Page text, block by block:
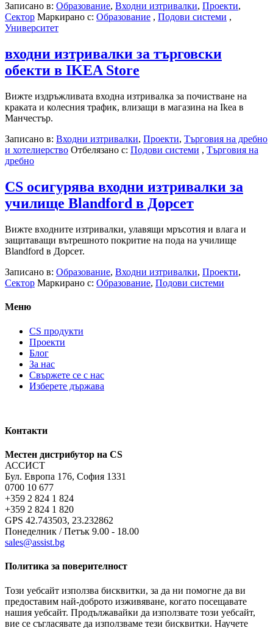
Записано в: Образование, Входни изтривалки, Проекти,
Сектор Маркирано с: Образование , Подови системи ,
Университет
входни изтривалки за търговски
обекти в IKEA Store
Вижте издръжливата входна изтривалка за почистване на
краката и колесния трафик, влизащи в магазина на Ikea в
Манчестър.
Записано в: Входни изтривалки, Проекти, Търговия на дребно
и хотелиерство Отбелязано с: Подови системи , Търговия на
дребно
CS осигурява входни изтривалки за
училище Blandford в Дорсет
Вижте входните изтривалки, улавящи мръсотия и влага и
защитаващи вътрешното покритие на пода на училище
Blandford в Дорсет.
Записано в: Образование, Входни изтривалки, Проекти,
Сектор Маркирано с: Образование, Подови системи
Меню
CS продукти
Проекти
Блог
За нас
Свържете се с нас
Изберете държава
Контакти
Местен дистрибутор на CS
АССИСТ
Бул. Европа 176, София 1331
0700 10 677
+359 2 824 1 824
+359 2 824 1 820
GPS 42.743503, 23.232862
Понеделник / Петък 9.00 - 18.00
sales@assist.bg
Политика за поверителност
Този уебсайт използва бисквитки, за да ни помогне да ви
предоставим най-доброто изживяване, когато посещавате
нашия уебсайт. Продължавайки да използвате този уебсайт,
вие се съгласявате да използваме тези бисквитки. Научете